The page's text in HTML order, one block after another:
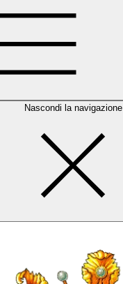
Nascondi la navigazione